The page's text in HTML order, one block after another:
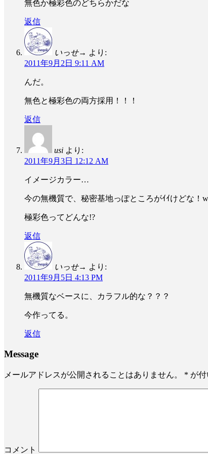
無色か極彩色のどちらかだな
返信
いっせ→ より:
2011年9月2日 9:11 AM
んだ。
無色と極彩色の両方採用！！！
返信
usi より:
2011年9月3日 12:12 AM
イメージカラー…
今の無機質で、秘密基地っぽところがｲｲけどな！w
極彩色ってどんな!?
返信
いっせ→ より:
2011年9月5日 4:13 PM
無機質なベースに、カラフル的な？？？
今作ってる。
返信
Message
メールアドレスが公開されることはありません。 * が
コメント